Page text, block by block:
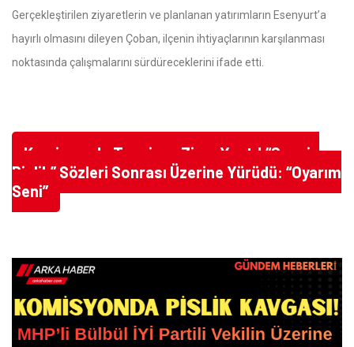
Gerçekleştirilen ziyaretlerin ve planlanan yatırımların Esenyurt’a
hayırlı olmasını dileyen Çoban, ilçenin ihtiyaçlarının karşılanması
noktasında çalışmalarını sürdüreceklerini ifade etti.
Komisyonda Tansiyon Zirve Yaptı! “Sensin
Pislik” Sözleri Sonrası Üzerine Yürüdü: “Oyarım
Seni”